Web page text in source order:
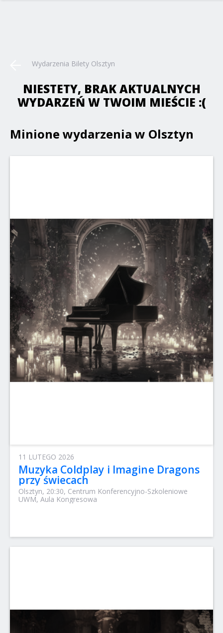
Wydarzenia Bilety Olsztyn
NIESTETY, BRAK AKTUALNYCH
WYDARZEŃ W TWOIM MIEŚCIE :(
Minione wydarzenia w Olsztyn
11 LUTEGO 2026
Muzyka Coldplay i Imagine Dragons
przy świecach
Olsztyn, 20:30, Centrum Konferencyjno-Szkoleniowe
UWM, Aula Kongresowa